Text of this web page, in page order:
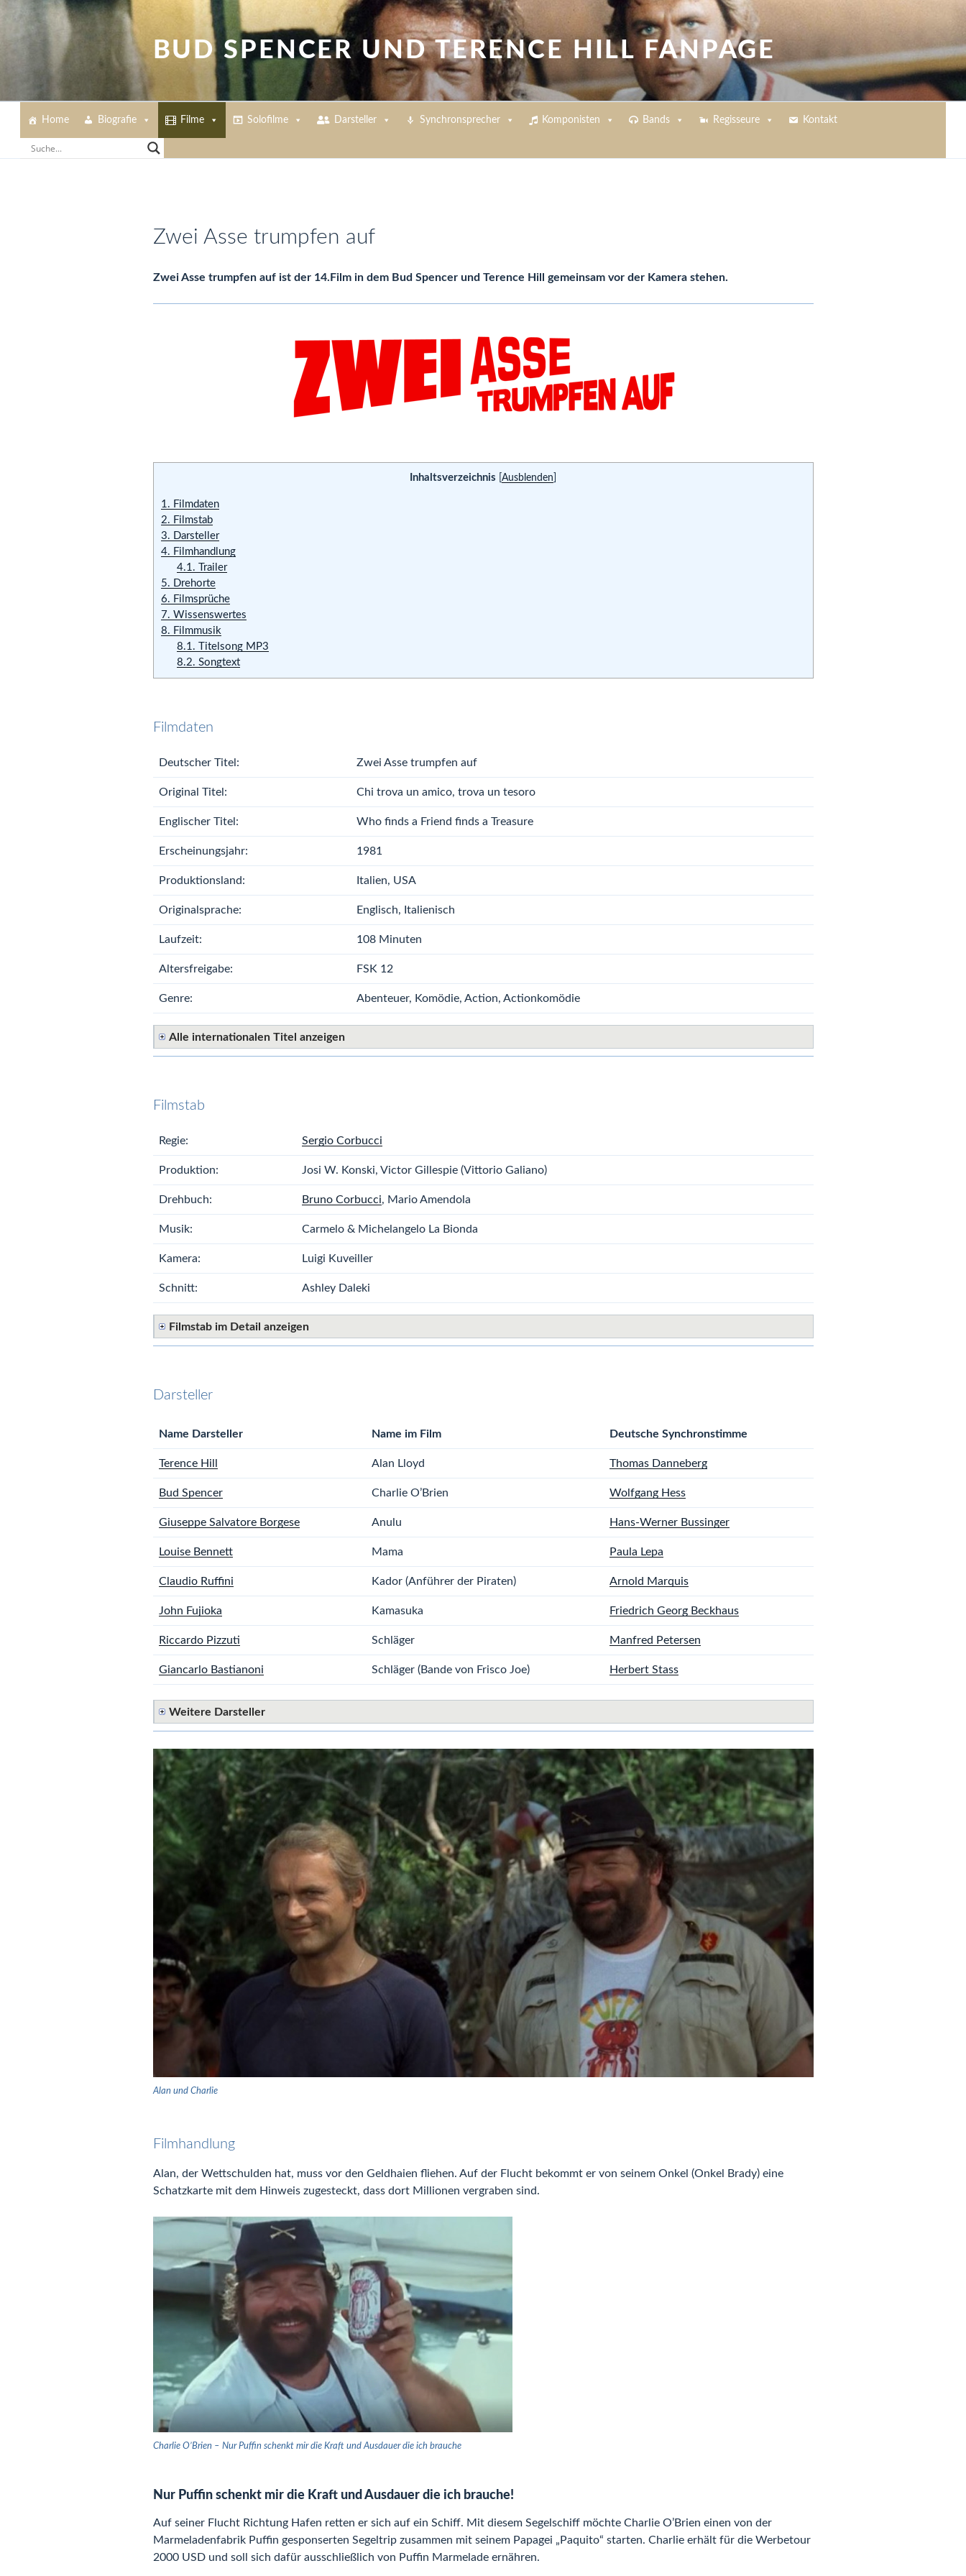
BUD SPENCER UND TERENCE HILL FANPAGE
Home Biografie Filme Solofilme Darsteller Synchronsprecher Komponisten Bands Regisseure Kontakt
Zwei Asse trumpfen auf
Zwei Asse trumpfen auf ist der 14.Film in dem Bud Spencer und Terence Hill gemeinsam vor der Kamera stehen.
Inhaltsverzeichnis Ausblenden
1. Filmdaten
2. Filmstab
3. Darsteller
4. Filmhandlung
4.1. Trailer
5. Drehorte
6. Filmsprüche
7. Wissenswertes
8. Filmmusik
8.1. Titelsong MP3
8.2. Songtext
Filmdaten
Deutscher Titel: Zwei Asse trumpfen auf
Original Titel: Chi trova un amico, trova un tesoro
Englischer Titel: Who finds a Friend finds a Treasure
Erscheinungsjahr: 1981
Produktionsland: Italien, USA
Originalsprache: Englisch, Italienisch
Laufzeit: 108 Minuten
Altersfreigabe: FSK 12
Genre: Abenteuer, Komödie, Action, Actionkomödie
Alle internationalen Titel anzeigen
Filmstab
Regie: Sergio Corbucci
Produktion: Josi W. Konski, Victor Gillespie (Vittorio Galiano)
Drehbuch: Bruno Corbucci, Mario Amendola
Musik: Carmelo & Michelangelo La Bionda
Kamera: Luigi Kuveiller
Schnitt: Ashley Daleki
Filmstab im Detail anzeigen
Darsteller
Name Darsteller Name im Film Deutsche Synchronstimme
Terence Hill Alan Lloyd Thomas Danneberg
Bud Spencer Charlie O’Brien Wolfgang Hess
Giuseppe Salvatore Borgese Anulu Hans-Werner Bussinger
Louise Bennett Mama Paula Lepa
Claudio Ruffini Kador (Anführer der Piraten) Arnold Marquis
John Fujioka Kamasuka Friedrich Georg Beckhaus
Riccardo Pizzuti Schläger Manfred Petersen
Giancarlo Bastianoni Schläger (Bande von Frisco Joe) Herbert Stass
Weitere Darsteller
Alan und Charlie
Filmhandlung
Alan, der Wettschulden hat, muss vor den Geldhaien fliehen. Auf der Flucht bekommt er von seinem Onkel (Onkel Brady) eine
Schatzkarte mit dem Hinweis zugesteckt, dass dort Millionen vergraben sind.
Charlie O’Brien – Nur Puffin schenkt mir die Kraft und Ausdauer die ich brauche
Nur Puffin schenkt mir die Kraft und Ausdauer die ich brauche!
Auf seiner Flucht Richtung Hafen retten er sich auf ein Schiff. Mit diesem Segelschiff möchte Charlie O’Brien einen von der
Marmeladenfabrik Puffin gesponserten Segeltrip zusammen mit seinem Papagei „Paquito“ starten. Charlie erhält für die Werbetour
2000 USD und soll sich dafür ausschließlich von Puffin Marmelade ernähren.